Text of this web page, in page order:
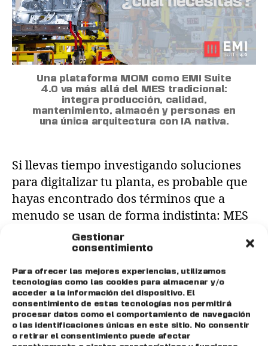
Gestionar
consentimiento
Para ofrecer las mejores experiencias, utilizamos
tecnologías como las cookies para almacenar y/o
acceder a la información del dispositivo. El
consentimiento de estas tecnologías nos permitirá
procesar datos como el comportamiento de navegación
o las identificaciones únicas en este sitio. No consentir
o retirar el consentimiento puede afectar
Una plataforma MOM como EMI Suite
4.0 va más allá del MES tradicional:
integra producción, calidad,
mantenimiento, almacén y personas en
una única arquitectura con IA nativa.
Si llevas tiempo investigando soluciones
para digitalizar tu planta, es probable que
hayas encontrado dos términos que a
menudo se usan de forma indistinta: MES
y MOM. No son lo mismo. Y entender la
diferencia es clave para tomar la decisión
correcta cuando tu fábrica está lista para
dar el salto. En este artículo te […]
digitalización industrial,EMI Suite 4.0,
industria 4.0,Manufacturing Operations
Management
MES MOM diferencias